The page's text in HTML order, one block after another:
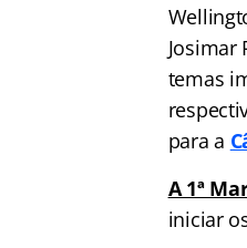
Josimar
temas
para a
A 1ª
iniciar